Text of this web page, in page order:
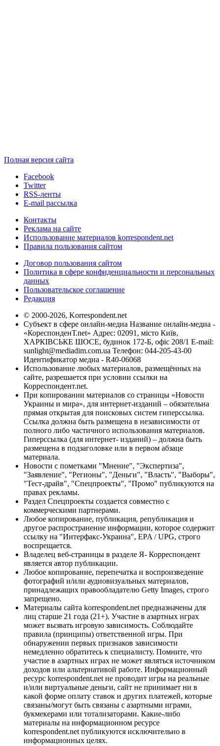
Полная версия сайта
Facebook
Twitter
RSS-ленты
E-mail рассылка
Контакты
Реклама на сайте
Использование материалов korrespondent.net
Правила пользования сайтом
Договор пользования сайтом
Политика в сфере конфиденциальности и персональных
данных
Пользовательское соглашение
Редакция
© 2000-2026, Korrespondent.net
Субъект в сфере онлайн-медиа Название онлайн-медиа -
«КореспонденТ.net» Адрес: 02091, місто Київ,
ХАРКІВСЬКЕ ШОСЕ, будинок 172-Б, офіс 208/1 E-mail:
sunlight@mediadim.com.ua Телефон: 044-205-43-00
Идентификатор медиа - R40-06068
Использование любых материалов, размещённых на
сайте, разрешается при условии ссылки на
Корреспондент.net.
При копировании материалов со страницы «Новости
Украины и мира», для интернет-изданий – обязательна
прямая открытая для поисковых систем гиперссылка.
Ссылка должна быть размещена в независимости от
полного либо частичного использования материалов.
Гиперссылка (для интернет- изданий) – должна быть
размещена в подзаголовке или в первом абзаце
материала.
Новости с пометками "Мнение", "Экспертиза",
"Заявление", "Регионы", "Деньги", "Власть", "Выборы",
"Тест-драйв", "Спецпроекты", "Промо" публикуются на
правах рекламы.
Раздел Спецпроекты создается совместно с
коммерческими партнерами.
Любое копирование, публикация, републикация и
другое распространение информации, которое содержит
ссылку на "Интерфакс-Украина", EPA / UPG, строго
воспрещается.
Владелец веб-страницы в разделе Я- Корреспондент
является автор публикации.
Любое копирование, перепечатка и воспроизведение
фотографий и/или аудиовизуальных материалов,
принадлежащих правообладателю Getty Images, строго
запрещено.
Материалы сайта korrespondent.net предназначены для
лиц старше 21 года (21+). Участие в азартных играх
может вызвать игровую зависимость. Соблюдайте
правила (принципы) ответственной игры. При
обнаружении первых признаков зависимости
немедленно обратитесь к специалисту. Помните, что
участие в азартных играх не может являться источником
доходов или альтернативой работе. Информационный
ресурс korrespondent.net не проводит игры на реальные
и/или виртуальные деньги, сайт не принимает ни в
какой форме оплату ставок и других платежей, которые
связаны/могут быть связаны с азартными играми,
букмекерами или тотализаторами. Какие-либо
материалы на информационном ресурсе
korrespondent.net публикуются исключительно в
информационных целях.